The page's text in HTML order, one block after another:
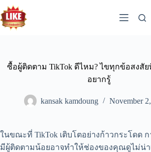
ซื้อผู้ติดตาม TikTok ดีไหม? ไขทุกข้อสงสั
อยากรู้
kansak kamdoung November
ในขณะที่ TikTok เติบโตอย่างก้าวกระโดด
มีผู้ติดตามน้อยอาจทำให้ช่องของคุณดูไม่น่